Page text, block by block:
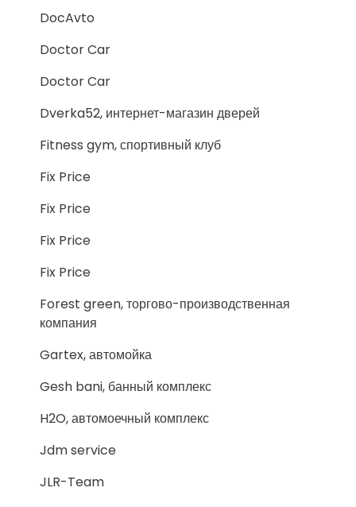
DocAvto
Doctor Car
Doctor Car
Dverka52, интернет-магазин дверей
Fitness gym, спортивный клуб
Fix Price
Fix Price
Fix Price
Fix Price
Forest green, торгово-производственная
компания
Gartex, автомойка
Gesh bani, банный комплекс
H2O, автомоечный комплекс
Jdm service
JLR-Team